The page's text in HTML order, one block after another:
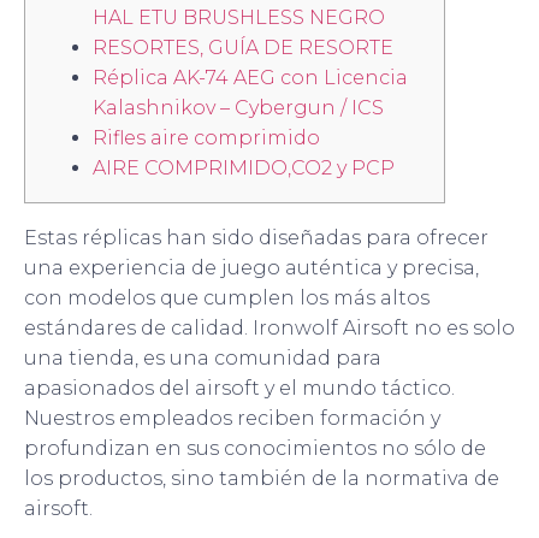
HAL ETU BRUSHLESS NEGRO
RESORTES, GUÍA DE RESORTE
Réplica AK-74 AEG con Licencia
Kalashnikov – Cybergun / ICS
Rifles aire comprimido
AIRE COMPRIMIDO,CO2 y PCP
Estas réplicas han sido diseñadas para ofrecer
una experiencia de juego auténtica y precisa,
con modelos que cumplen los más altos
estándares de calidad. Ironwolf Airsoft no es solo
una tienda, es una comunidad para
apasionados del airsoft y el mundo táctico.
Nuestros empleados reciben formación y
profundizan en sus conocimientos no sólo de
los productos, sino también de la normativa de
airsoft.